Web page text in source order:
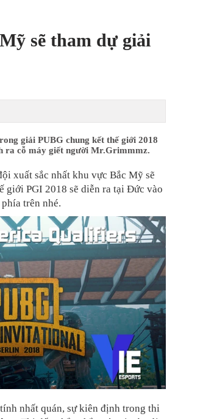
sẽ tham dự giải
giải PUBG chung kết thế giới 2018
ra cỗ máy giết người Mr.Grimmmz.
xuất sắc nhất khu vực Bắc Mỹ sẽ
giới PGI 2018 sẽ diễn ra tại Đức vào
trên nhé.
nhất quán, sự kiên định trong thi